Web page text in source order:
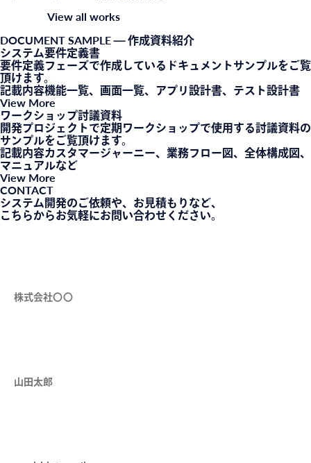
View all works
DOCUMENT SAMPLE— 作成資料紹介
システム要件定義書
要件定義フェーズで作成しているドキュメントサンプルをご覧
頂けます。
記載内容機能一覧、画面一覧、アプリ設計書、テスト設計書
View More
ワークショップ討議資料
開発プロジェクトで定期ワークショップで使用する討議資料の
サンプルをご覧頂けます。
記載内容カスタマージャーニー、業務フロー図、全体構成図、
マニュアルなど
View More
CONTACT
システム開発のご依頼や、お見積もりなど、
こちらからお気軽にお問い合わせください。